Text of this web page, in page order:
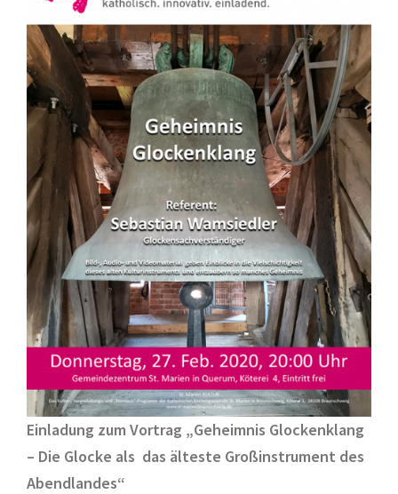
Einladung zum Vortrag „Geheimnis Glockenklang
– Die Glocke als das älteste Großinstrument des
Abendlandes“